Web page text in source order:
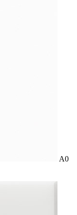
A0